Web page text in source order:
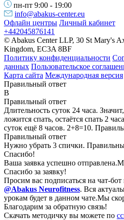
пн-пт 9:00 - 19:00
info@abakus-center.eu
Офлайн центры Личный кабинет
+442045876141
© Abakus Center LLP, 30 St Mary's
Kingdom, EC3A 8BF
Политику конфиденциальности
данных Пользовательское
Карта сайта Международная версия
Правильный ответ
B
Правильный ответ
Длительность суток 24 часа.
ложится спать, остаётся спать 2
суток ещё 8 часов. 2+8=10.
Правильный ответ
Нужно убрать 3 спички.
Спасибо!
Ваша заявка успешно отправлена.
Спасибо за заявку!
Просим вас подписаться на чат-бот
@Abakus Neurofitness. Вся
урокам будет в данном чате.Мы
Благодарим за обратную связь!
Скачать методичку вы можете по